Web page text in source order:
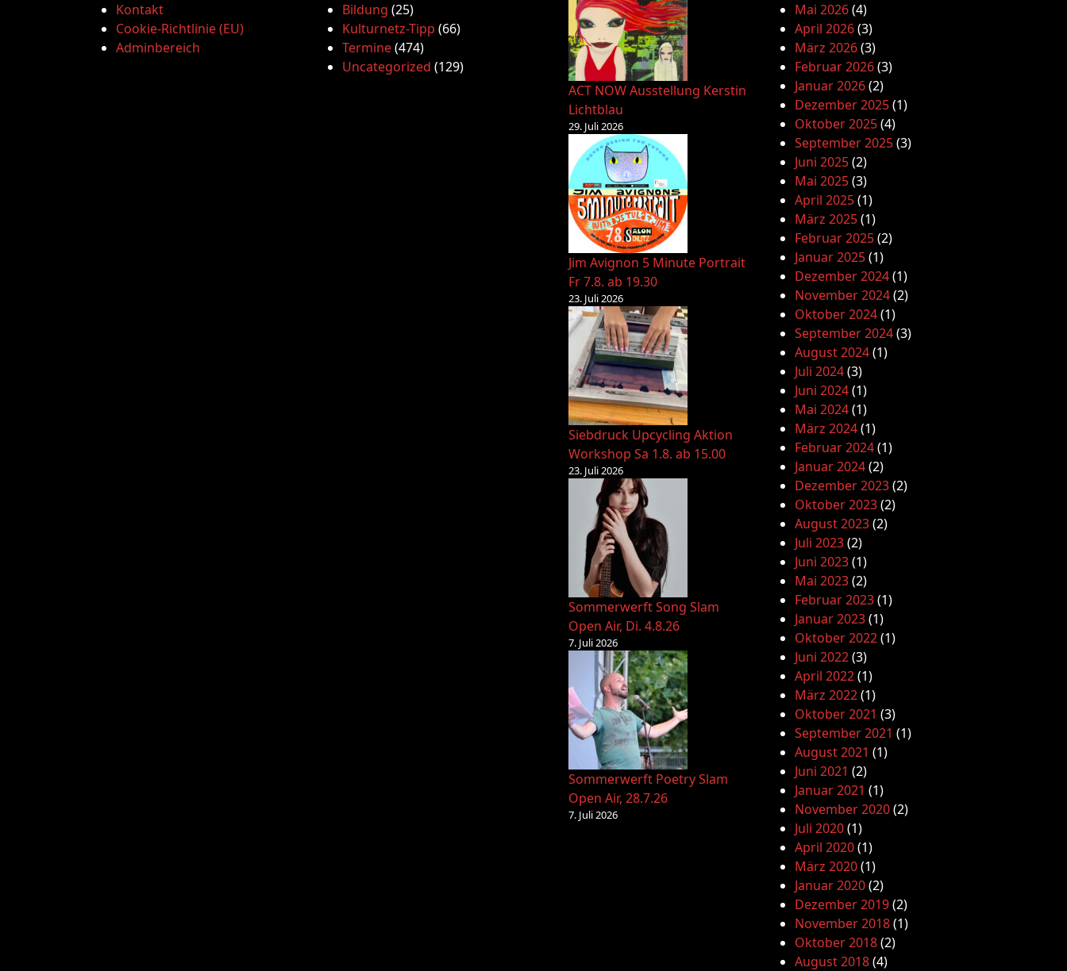
Kontakt
Cookie-Richtlinie (EU)
Adminbereich
Bildung (25)
Kulturnetz-Tipp (66)
Termine(474)
Uncategorized (129)
ACT NOW Ausstellung Kerstin
Lichtblau
29. Juli 2026
Jim Avignon 5 Minute Portrait
Fr 7.8. ab 19.30
23. Juli 2026
Siebdruck Upcycling Aktion
Workshop Sa 1.8. ab 15.00
23. Juli 2026
Sommerwerft Song Slam
Open Air, Di. 4.8.26
7. Juli 2026
Sommerwerft Poetry Slam
Open Air, 28.7.26
7. Juli 2026
Mai 2026(4)
April 2026(3)
März 2026(3)
Februar 2026(3)
Januar 2026(2)
Dezember 2025(1)
Oktober 2025(4)
September 2025(3)
Juni 2025(2)
Mai 2025(3)
April 2025(1)
März 2025(1)
Februar 2025(2)
Januar 2025(1)
Dezember 2024(1)
November 2024(2)
Oktober 2024(1)
September 2024(3)
August 2024(1)
Juli 2024(3)
Juni 2024(1)
Mai 2024(1)
März 2024(1)
Februar 2024(1)
Januar 2024(2)
Dezember 2023(2)
Oktober 2023(2)
August 2023(2)
Juli 2023(2)
Juni 2023(1)
Mai 2023(2)
Februar 2023(1)
Januar 2023(1)
Oktober 2022(1)
Juni 2022(3)
April 2022(1)
März 2022(1)
Oktober 2021 (3)
September 2021 (1)
August 2021 (1)
Juni 2021 (2)
Januar 2021 (1)
November 2020(2)
Juli 2020(1)
April 2020(1)
März 2020(1)
Januar 2020(2)
Dezember 2019(2)
November 2018(1)
Oktober 2018(2)
August 2018(4)